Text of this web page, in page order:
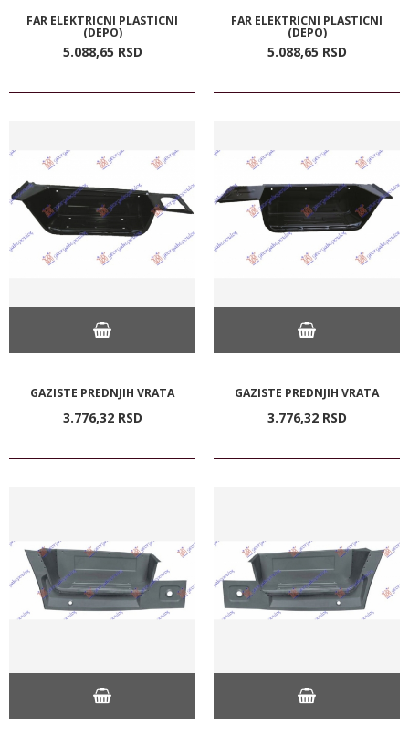
FAR ELEKTRICNI PLASTICNI
(DEPO)
5.088,65 RSD
FAR ELEKTRICNI PLASTICNI
(DEPO)
5.088,65 RSD
GAZISTE PREDNJIH VRATA
3.776,32 RSD
GAZISTE PREDNJIH VRATA
3.776,32 RSD